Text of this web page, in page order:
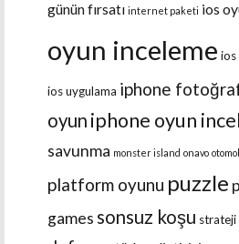
günün fırsatı internet paketi ios
oyun inceleme ios
ios uygulama iphone
oyun iphone oyun
savunma monster island onavo
platform oyunu puzzle
games sonsuz koşu strateji